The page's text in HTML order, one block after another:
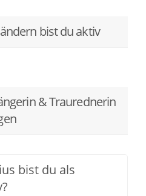
bist du aktiv
& Traurednerin
bist du als